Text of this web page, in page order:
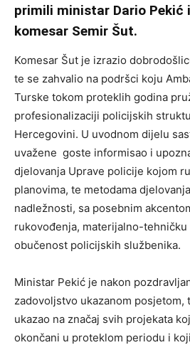
primili ministar Dario Pekić
komesar Semir Šut.
Komesar Šut je izrazio
te se zahvalio na podršci koju
Turske tokom proteklih godina
profesionalizaciji policijskih
Hercegovini. U uvodnom dijelu
uvažene goste informisao i
djelovanja Uprave policije kojom
planovima, te metodama
nadležnosti, sa posebnim
rukovođenja, materijalno-
obučenost policijskih službenika.
Ministar Pekić je nakon
zadovoljstvo ukazanom posjetom,
ukazao na značaj svih projekata
okončani u proteklom periodu i